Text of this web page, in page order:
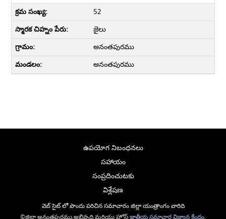
52
జైలు
అనంతపురము
అనంతపురము
ఉపయోగ నిబంధనలు
సహాయం
సంప్రదించుటకు
విశ్లేషణ
వెబ్ సైట్ లో పొందు పరిచిన సమాచారం జిల్లా యంత్రాంగం వారిది
©జిల్లా అనంతపురము,అభివృద్ధి మరియు హోస్ట్జాతీయ సమాచార విజ్ఞ్యాన కేంద్రం,